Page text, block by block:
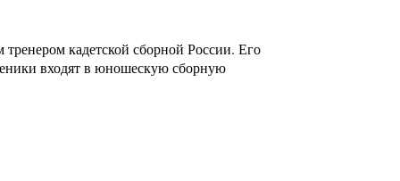
кадетской сборной России. Его
входят в юношескую сборную